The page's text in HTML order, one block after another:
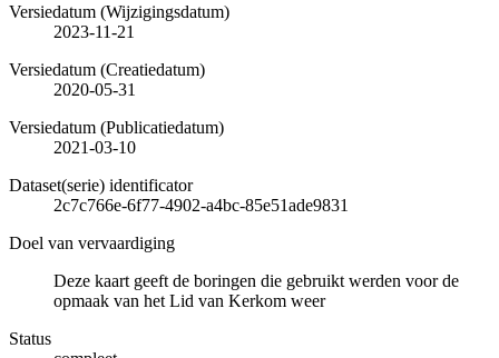
Versiedatum (Wijzigingsdatum)
2023-11-21
Versiedatum (Creatiedatum)
2020-05-31
Versiedatum (Publicatiedatum)
2021-03-10
Dataset(serie) identificator
2c7c766e-6f77-4902-a4bc-85e51ade9831
Doel van vervaardiging
Deze kaart geeft de boringen die gebruikt werden voor de
opmaak van het Lid van Kerkom weer
Status